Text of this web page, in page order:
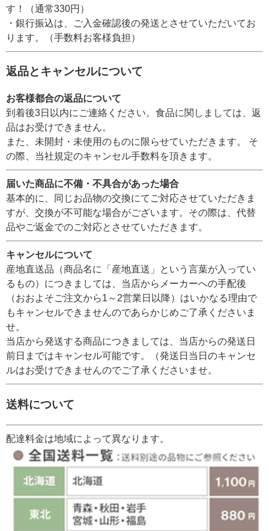
す！（通常330円）
・銀行振込は、ご入金確認後の発送とさせていただいてお
ります。（手数料お客様負担）
返品とキャンセルについて
お客様都合の返品について
到着後3日以内にご連絡ください。食品に関しましては、返
品はお受けできません。
また、未開封・未使用のものに限らせていただきます。 そ
の際、当社規定のキャンセル手数料を頂きます。
届いた商品に不備・不具合があった場合
基本的に、同じお品物の交換にてご対応させていただきま
すが、交換が不可能な場合がございます。その際は、代替
品やご返金でのご対応とさせていただきます。
キャンセルについて
産地直送品（商品名に「産地直送」という言葉が入ってい
るもの）につきましては、当店からメーカーへの手配後
（おおよそご注文から1～2営業日以降）はいかなる理由で
もキャンセルできませんのであらかじめご了承くださいま
せ。
当店から発送する商品につきましては、当店からの発送日
前日まではキャンセル可能です。（発送日当日のキャンセ
ルはお受けできませんのでご了承くださいませ。
送料について
配達料金は地域によって異なります。